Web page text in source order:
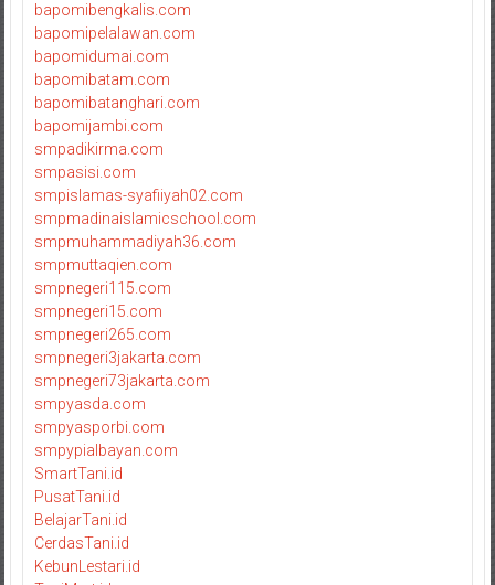
bapomibengkalis.com
bapomipelalawan.com
bapomidumai.com
bapomibatam.com
bapomibatanghari.com
bapomijambi.com
smpadikirma.com
smpasisi.com
smpislamas-syafiiyah02.com
smpmadinaislamicschool.com
smpmuhammadiyah36.com
smpmuttaqien.com
smpnegeri115.com
smpnegeri15.com
smpnegeri265.com
smpnegeri3jakarta.com
smpnegeri73jakarta.com
smpyasda.com
smpyasporbi.com
smpypialbayan.com
SmartTani.id
PusatTani.id
BelajarTani.id
CerdasTani.id
KebunLestari.id